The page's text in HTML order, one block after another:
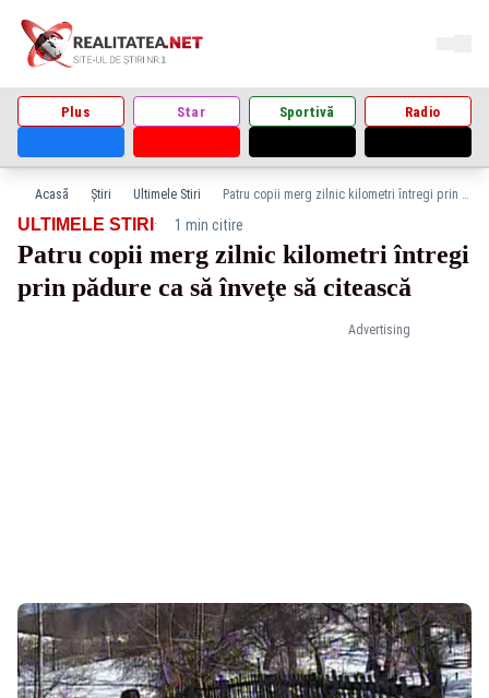
Plus Star Sportivă Radio
Acasă Știri Ultimele Stiri Patru copii merg zilnic kilometri întregi prin pădure ca să înveţe să citească
Advertising
ULTIMELE STIRI · 1 min citire
Patru copii merg zilnic kilometri întregi
prin pădure ca să înveţe să citească